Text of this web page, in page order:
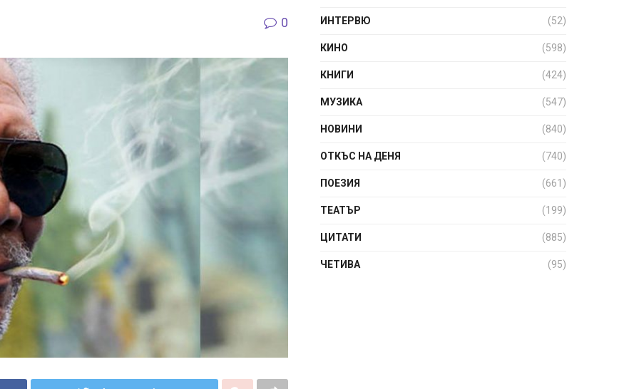
0 ИНТЕРВЮ (52)
КИНО (598)
КНИГИ (424)
МУЗИКА (547)
НОВИНИ (840)
ОТКЪС НА ДЕНЯ (740)
ПОЕЗИЯ (661)
ТЕАТЪР (199)
ЦИТАТИ (885)
ЧЕТИВА (95)